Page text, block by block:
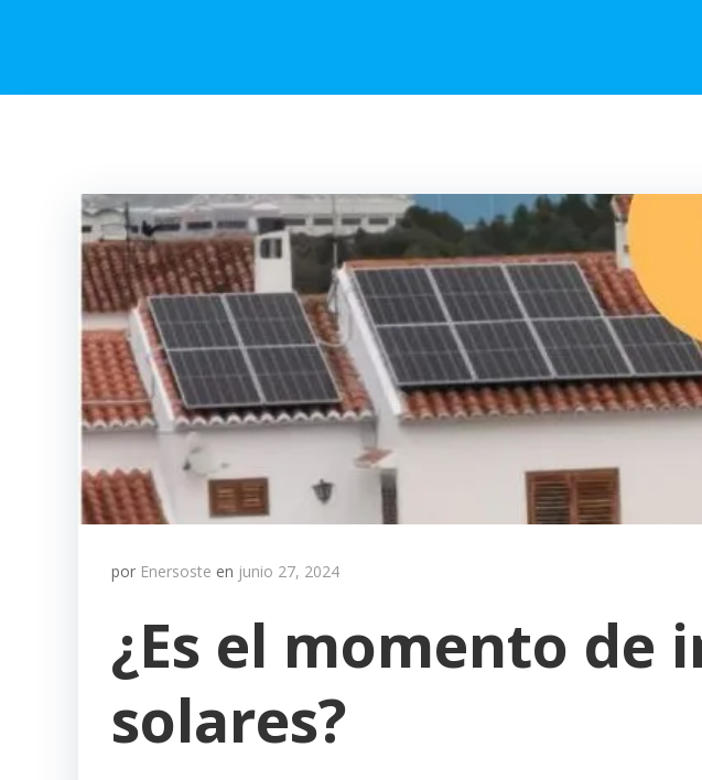
por Enersoste en junio 27, 2024
¿Es el momento de
solares?